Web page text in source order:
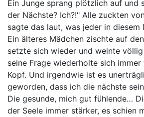
Ein Junge sprang plötzlich auf und
der Nächste? Ich?!" Alle zuckten
sagte das laut, was jeder in diesem
Ein älteres Mädchen zischte auf
setzte sich wieder und weinte
seine Frage wiederholte sich
Kopf. Und irgendwie ist es
geworden, dass ich die nächste
Die gesunde, mich gut fühlende…
der Seele immer stärker, es schien